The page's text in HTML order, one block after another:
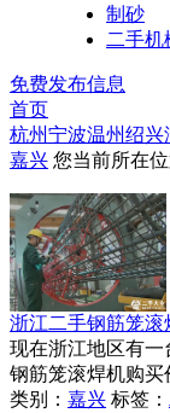
制砂
二手机
免费发布信息
首页
杭州宁波温州绍兴
嘉兴 您当前所在位
浙江二手钢筋笼滚
现在浙江地区有一
钢筋笼滚焊机购
类别： 嘉兴 标签：